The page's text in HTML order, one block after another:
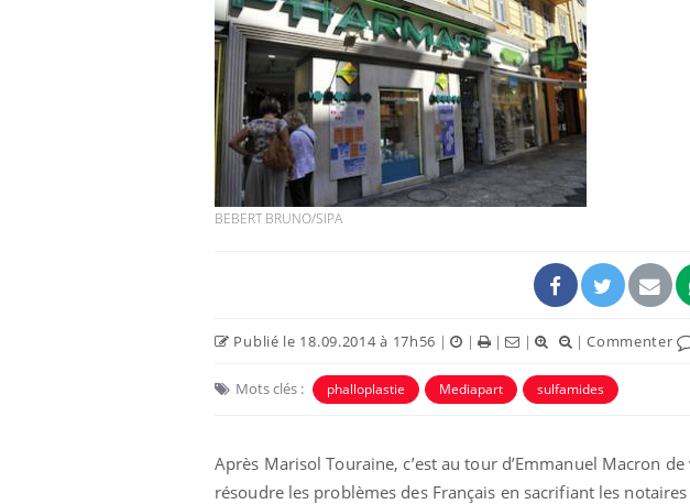
BEBERT BRUNO/SIPA
Publié le 18.09.2014 à 17h56 | | | | |Commenter
Mots clés : phalloplastie Mediapart sulfamides
Après Marisol Touraine, c’est au tour d’Emmanuel Macron
résoudre les problèmes des Français en sacrifiant les